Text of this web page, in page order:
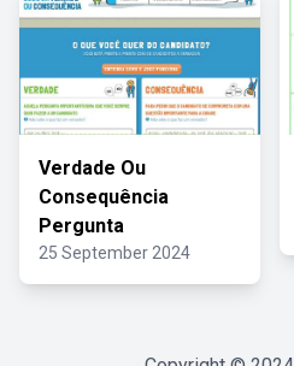
Verdade Ou
Consequência
Pergunta
25 September 2024